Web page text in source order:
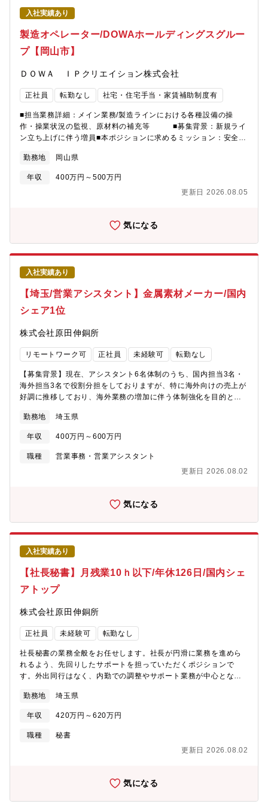
継ぎ、OJTの有無：入社後は、日々発生する業務に対応しなが
ら、既存担当者によるOJT及び引継ぎを通じて業務を習得してい
ただきます。＜ 島全体が工場という唯一無二の環境＞電気鉛の国
内シェアNo.1！島全体が製錬所となっており、軍艦島のような環
境です。製錬された鉛や銀は、バッテリーメーカーや電気・電子
ある仕事”に携われます。＜資格取得支援／福利厚生充実＞フォー
クリフトやクレーンなど、仕事内容に関連する資格の取得を推奨
しており、かかる費用はすべて会社が負担します。特定の資格を
かりと後押しします。また借上げ社宅制度や食堂などの福利厚生
が整っており、Uターン・Iターンをお考えの方も歓迎していま
す。
入社実績あり
製造オペレーター/DOWAホールディングスグルー
プ【岡山市】
ＤＯＷＡ ＩＰクリエイション株式会社
正社員 転勤なし 社宅・住宅手当・家賃補助制度有
■担当業務詳細：メイン業務/製造ラインにおける各種設備の操
作・操業状況の監視、原材料の補充等 ■募集背景：新規ライ
ン立ち上げに伴う増員■本ポジションに求めるミッション：安全か
客満足度の向上■特徴・魅力：働きやすい職場環境、仕事とプライ
ベートの両立がしやすい（残業少、年次有給休暇取得多） ■
出張頻度/エリア：原則出張無し
勤務地 岡山県
年収
400万円～500万円
更新日 2026.08.05
気になる
入社実績あり
【埼玉/営業アシスタント】金属素材メーカー/国内
シェア1位
株式会社原田伸銅所
リモートワーク可 正社員 未経験可 転勤なし
【募集背景】現在、アシスタント6名体制のうち、国内担当3名・
海外担当3名で役割分担をしておりますが、特に海外向けの売上が
好調に推移しており、海外業務の増加に伴う体制強化を目的とし
に利用する金属素材「りん青銅」の専門メーカーである同社にて
営業アシスタントとして主に海外（アジア・北米・ヨーロッパ）
取引に係る手続き全般を担当していただきます。≪業務内容詳細
≫■受注後の顧客との受注対応■自社工場との納期調整■輸出に係る
ール対応がございます。≪入社後≫先輩社員とのOJTを実施予定
主任クラス3名-アシスタント6名（40代女性 4名、20代女性 1名、
30代女性 １名）【魅力・働き方】■海外のサプライヤーとのやり
取りも多く、英語力を活かすことができます◎■海外販売拡大中で
会社の成長に携わることができます◎■フレックス勤務（コアタイ
ム10:00～16:30）可能です。また、アシスタントは10時に出社す
る方が大半で、フレックスは使い易い環境です◎■コアタイム
（10:00～16:30）以外は、在宅勤務可能です。アシスタントは10
時出社するメンバーが殆どです。■年間休日126日と落ち着いた環
境です◎【業績安定】金属素材のりん青銅専業メーカー。高品質
ブランドを確立。2024年度の国内+輸出の平均シェア39%！
勤務地 埼玉県
年収 400万円～600万円
職種
営業事務・営業アシスタント
更新日 2026.08.02
気になる
入社実績あり
【社長秘書】月残業10ｈ以下/年休126日/国内シェ
アトップ
株式会社原田伸銅所
正社員 未経験可 転勤なし
社長秘書の業務全般をお任せします。社長が円滑に業務を進めら
れるよう、先回りしたサポートを担っていただくポジションで
す。外出同行はなく、内勤での調整やサポート業務が中心となり
想定しております。【業務内容】■スケジュール調整・管理■電
話、メール、来客対応■出張手配、会食・慶弔関連の各種手配■社
内外関係者との連絡・調整業務■各種資料作成や事務サポート※他
の役員のサポートもお願いする場合がございます。【キャリアパ
くことを想定しています。また、異動や転勤は想定をしておりま
を見据え、後任となる方を募集しています。引継ぎ期間を設け、
円滑に業務を引き継いでいただく予定です。【社長について】穏
やかで温和なお人柄で、社員とのコミュニケーションを大切にさ
勤務地 埼玉県
年収 420万円～620万円
職種
秘書
更新日 2026.08.02
気になる